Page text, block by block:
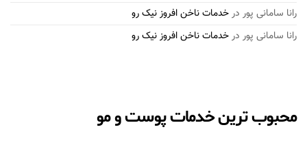
رانا سامانی پور درخدمات ناخن افروز نیک رو
رانا سامانی پور درخدمات ناخن افروز نیک رو
محبوب ترین خدمات پوست و مو